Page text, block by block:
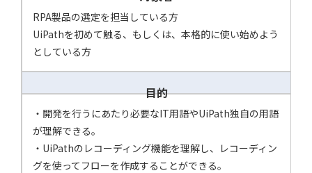
RPA製品の選定を担当している方
UiPathを初めて触る、もしくは、本格的に使い始めよう
としている方
目的
・開発を行うにあたり必要なIT用語やUiPath独自の用語
が理解できる。
・UiPathのレコーディング機能を理解し、レコーディン
グを使ってフローを作成することができる。